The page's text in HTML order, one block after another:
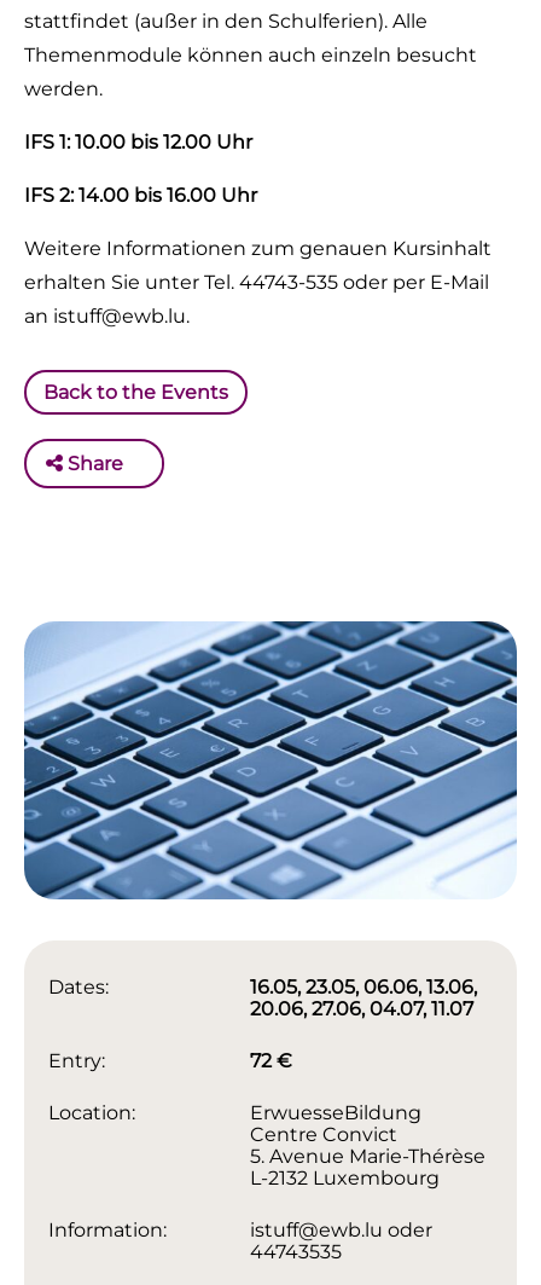
stattfindet (außer in den Schulferien). Alle
Themenmodule können auch einzeln besucht
werden.
IFS 1: 10.00 bis 12.00 Uhr
IFS 2: 14.00 bis 16.00 Uhr
Weitere Informationen zum genauen Kursinhalt
erhalten Sie unter Tel. 44743-535 oder per E-Mail
an istuff@ewb.lu.
Back to the Events
Share
Dates:
16.05, 23.05, 06.06, 13.06,
20.06, 27.06, 04.07, 11.07
Entry: 72 €
Location:
ErwuesseBildung
Centre Convict
5. Avenue Marie-Thérèse
L-2132 Luxembourg
Information:
istuff@ewb.lu oder
44743535